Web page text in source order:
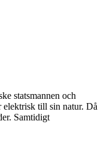
statsmannen och
till sin natur. Då
Samtidigt